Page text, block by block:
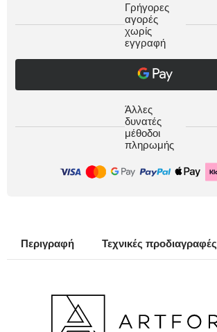
Γρήγορες
αγορές
χωρίς
εγγραφή
Άλλες
δυνατές
μέθοδοι
πληρωμής
Περιγραφή Τεχνικές προδιαγραφές